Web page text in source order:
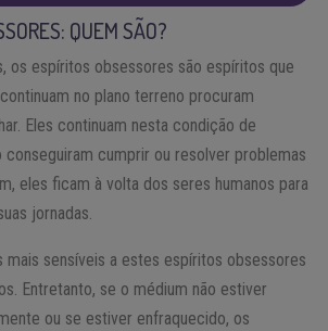
QUEM SÃO?
os espíritos obsessores são espíritos que
no plano terreno procuram
Eles continuam nesta condição de
conseguiram cumprir ou resolver problemas
eles ficam à volta dos seres humanos para
jornadas.
mais sensíveis a estes espíritos obsessores
Entretanto, se o médium não estiver
ou se estiver enfraquecido, os